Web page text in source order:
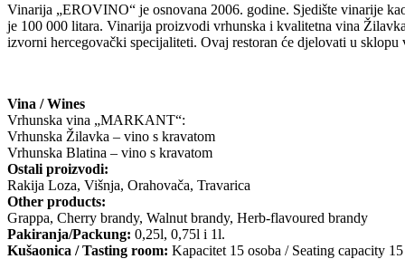
Vinarija „EROVINO“ je osnovana 2006. godine. Sjedište vinarije
je 100 000 litara. Vinarija proizvodi vrhunska i kvalitetna vina
izvorni hercegovački specijaliteti. Ovaj restoran će djelovati u
Vina / Wines
Vrhunska vina „MARKANT“:
Vrhunska Žilavka – vino s kravatom
Vrhunska Blatina – vino s kravatom
Ostali proizvodi:
Rakija Loza, Višnja, Orahovača, Travarica
Other products:
Grappa, Cherry brandy, Walnut brandy, Herb-flavoured brandy
Pakiranja/Packung: 0,25l, 0,75l i 1l.
Kušaonica / Tasting room: Kapacitet 15 osoba / Seating capacity